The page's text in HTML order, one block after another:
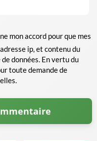
mon accord pour que mes
ip, et contenu du
données. En vertu du
toute demande de